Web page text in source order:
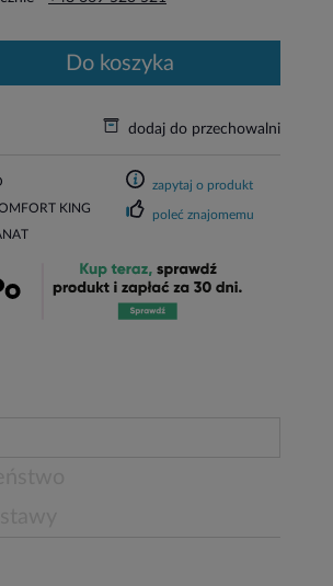
do koszyka
dodaj do przechowalni
KING
zapytaj o produkt
poleć znajomemu